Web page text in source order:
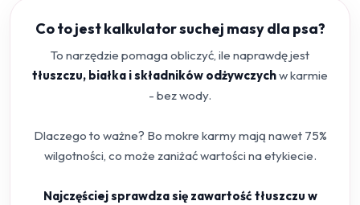
Co to jest kalkulator suchej masy dla psa?
To narzędzie pomaga obliczyć, ile naprawdę jest
tłuszczu, białka i składników odżywczychw karmie
- bez wody.
Dlaczego to ważne? Bo mokre karmy mają nawet 75%
wilgotności, co może zaniżać wartości na etykiecie.
Najczęściej sprawdza się zawartość tłuszczu w